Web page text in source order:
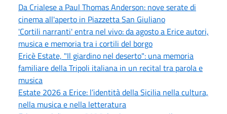
Da Crialese a Paul Thomas Anderson: nove serate di
cinema all'aperto in Piazzetta San Giuliano
'Cortili narranti' entra nel vivo: da agosto a Erice autori,
musica e memoria tra i cortili del borgo
Ericè Estate, "Il giardino nel deserto": una memoria
familiare della Tripoli italiana in un recital tra parola e
musica
Estate 2026 a Erice: l’identità della Sicilia nella cultura,
nella musica e nella letteratura